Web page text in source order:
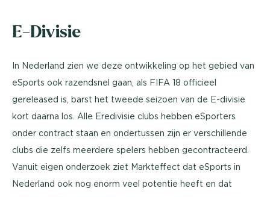
E-Divisie
In Nederland zien we deze ontwikkeling op het gebied van
eSports ook razendsnel gaan, als FIFA 18 officieel
gereleased is, barst het tweede seizoen van de E-divisie
kort daarna los. Alle Eredivisie clubs hebben eSporters
onder contract staan en ondertussen zijn er verschillende
clubs die zelfs meerdere spelers hebben gecontracteerd.
Vanuit eigen onderzoek ziet Markteffect dat eSports in
Nederland ook nog enorm veel potentie heeft en dat